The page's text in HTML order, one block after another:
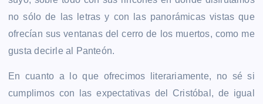
no sólo de las letras y con las panorámicas vistas que
ofrecían sus ventanas del cerro de los muertos, como me
gusta decirle al Panteón.
En cuanto a lo que ofrecimos literariamente, no sé si
cumplimos con las expectativas del Cristóbal, de igual